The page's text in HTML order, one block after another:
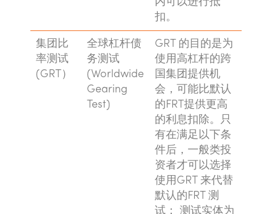
扣。
集团比
率测试
(GRT）
全球杠杆债
务测试
(Worldwide
Gearing
Test)
GRT 的目的是为
使用高杠杆的跨
国集团提供机
会，可能比默认
的FRT提供更高
的利息扣除。只
有在满足以下条
件后，一般类投
资者才可以选择
使用GRT 来代替
默认的FRT 测
试： 测试实体为